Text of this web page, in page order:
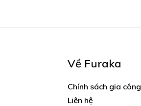
Về Furaka
Chính sách gia công
Liên hệ